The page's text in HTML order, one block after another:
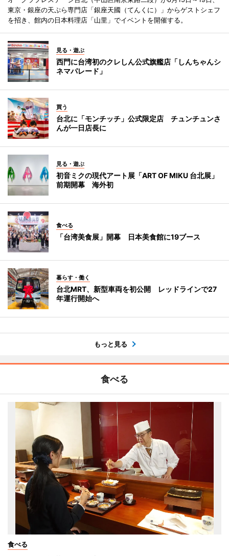
東京・銀座の天ぷら専門店「銀座天國（てんくに）」からゲストシェフ
を招き、館内の日本料理店「山里」でイベントを開催する。
見る・遊ぶ
西門に台湾初のクレしん公式旗艦店「しんちゃんシ
ネマパレード」
買う
台北に「モンチッチ」公式限定店 チュンチュンさ
んが一日店長に
見る・遊ぶ
初音ミクの現代アート展「ART OF MIKU 台北展」
前期開幕 海外初
食べる
「台湾美食展」開幕 日本美食館に19ブース
暮らす・働く
台北MRT、新型車両を初公開 レッドラインで27
年運行開始へ
もっと見る
食べる
食べる